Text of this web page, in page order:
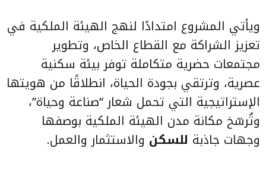
ويأتي المشروع امتدادًا لنهج الهيئة الملكية في
تعزيز الشراكة مع القطاع الخاص، وتطوير
مجتمعات حضرية متكاملة توفر بيئة سكنية
عصرية، وترتقي بجودة الحياة، انطلاقًا من هويتها
الإستراتيجية التي تحمل شعار “صناعة وحياة”،
وتُرسّخ مكانة مدن الهيئة الملكية بوصفها
وجهات جاذبة للسكن والاستثمار والعمل.